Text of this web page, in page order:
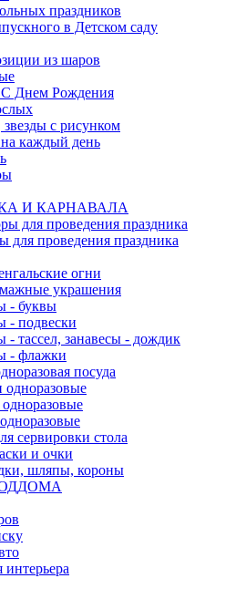
праздников
в Детском саду
из шаров
С Днем Рождения
с рисунком
каждый день
И КАРНАВАЛА
для проведения праздника
для проведения праздника
огни
украшения
- буквы
- подвески
- тассел, занавесы - дождик
- флажки
посуда
одноразовые
сервировки стола
и очки
шляпы, короны